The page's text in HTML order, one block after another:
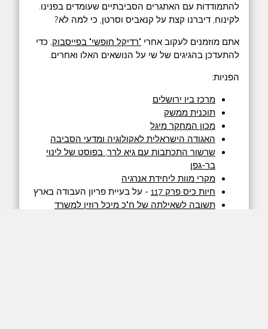
להתמודדות עם האתגרים הסביבתיים שעומדים בפנינו.
לקינוח, דיברנו קצת על קנאביס וסרטן, כי למה לא?
אתם מוזמנים לעקוב אחרי "רדיקל חופשי" בפייסבוק, כדי
להתעדכן בהגיגים של שי על הנושאים האלו ואחרים.
הפניות:
מרכז ביו ירושלים
תוכנית ממשק
מכון המחקר מיגל
האגודה הישראלית לאקולוגיה ומדעי הסביבה
שרשור התכתבות עם גיא לרר, בפוסט של לינוי
בר-גפן
מקרי מוות ליחידת אנרגיה
חיות כיס פרק 117
- על בעיית פריון העבודה בארץ
תשובה לשאילתה של ח"כ מיכל רוזין למשרד